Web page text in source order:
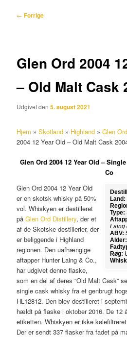
Indlægsnavigation
← Forrige
Glen Ord 2004
– Old Malt Cask
Udgivet den5. august 2021
Hjem »Skotland » Highland »Glen
2004 12 Year Old – Old Malt Cask
Glen Ord 2004 12 Year Old –
Co
Land:
Type:
Laing
ABV:
Alder:
Røg:
Glen Ord 2004 12 Year Old
er en skotsk whisky på 50%
vol. Whiskyen er destilleret
påGlen Ord Distillery, der et
af de Skotske destillerier, der
er beliggende i Highland
regionen. Den uafhængige
aftapper Hunter Laing & Co.,
har udgivet denne flaske,
som en del af deres “Old Malt Cask”
single cask whisky fra et genbrugt
HL12812. Den blev destilleret i
hældt på flaske i oktober 2016. De 12
etiketten. Whiskyen er ikke
Der er sendt 337 flasker fra fadet på